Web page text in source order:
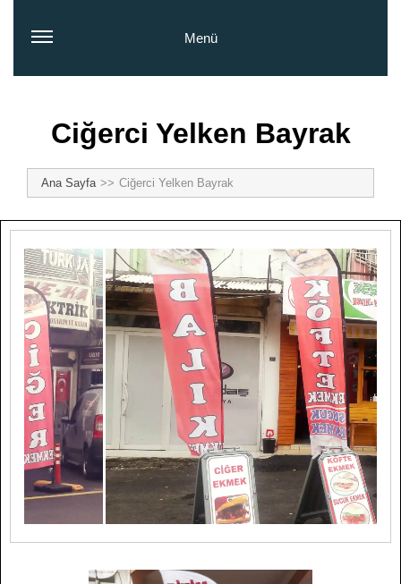
Ciğerci Yelken Bayrak
Ana Sayfa Ciğerci Yelken Bayrak
Menü